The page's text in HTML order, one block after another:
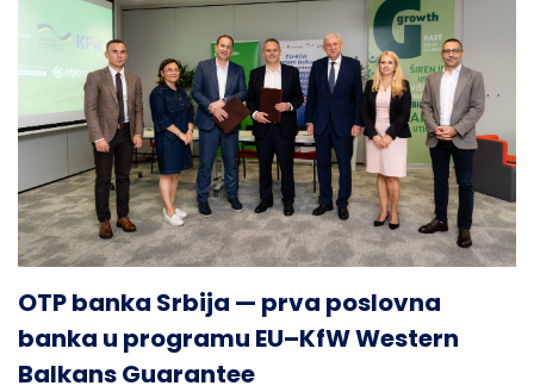
OTP banka Srbija — prva poslovna
banka u programu EU–KfW Western
Balkans Guarantee